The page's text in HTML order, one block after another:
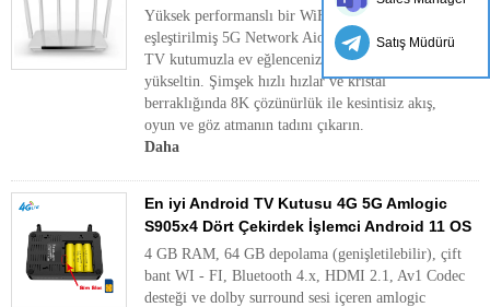
Yüksek performanslı bir WiFi 6 yönlendirici ile
eşleştirilmiş 5G Network Aiot Android 8K UHD
TV kutumuzla ev eğlencenizi ve bağlantınızı
yükseltin. Şimşek hızlı hızlar ve kristal
berraklığında 8K çözünürlük ile kesintisiz akış,
oyun ve göz atmanın tadını çıkarın.
Daha
En iyi Android TV Kutusu 4G 5G Amlogic
S905x4 Dört Çekirdek İşlemci Android 11 OS
4 GB RAM, 64 GB depolama (genişletilebilir), çift
bant WI - FI, Bluetooth 4.x, HDMI 2.1, Av1 Codec
desteği ve dolby surround sesi içeren amlogic
Satış Müdürü